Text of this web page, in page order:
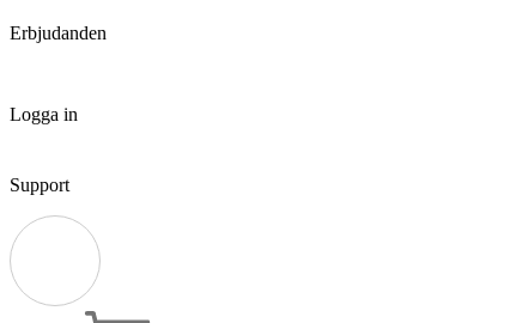
Erbjudanden
Logga in
Support